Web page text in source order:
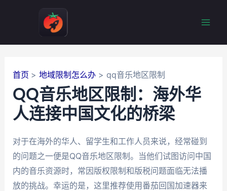
首页 地域限制怎么办 qq音乐地区限制
QQ音乐地区限制：海外华
人连接中国文化的桥梁
对于在海外的华人、留学生和工作人员来说，经常碰到
的问题之一便是QQ音乐地区限制。当他们试图访问中国
内的音乐资源时，常因版权限制和版税问题面临无法播
放的挑战。幸运的是，这里推荐使用番茄回国加速器来